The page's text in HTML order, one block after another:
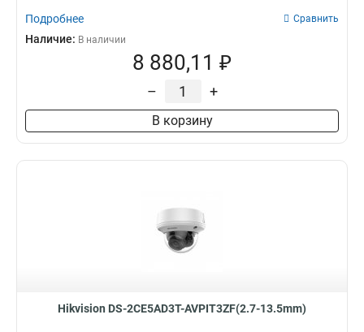
Подробнее Сравнить
Наличие: В наличии
8 880,11 ₽
– +
В корзину
Hikvision DS-2CE5AD3T-AVPIT3ZF(2.7-13.5mm)